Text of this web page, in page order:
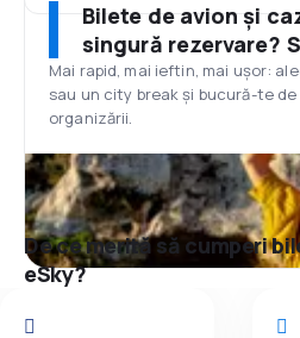
Bilete de avion și
singură rezervare?
Mai rapid, mai ieftin, mai ușor:
sau un city break și bucură-te
organizării.
De ce merită să cumperi
eSky?